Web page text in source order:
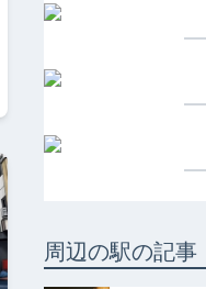
周辺の駅の記事